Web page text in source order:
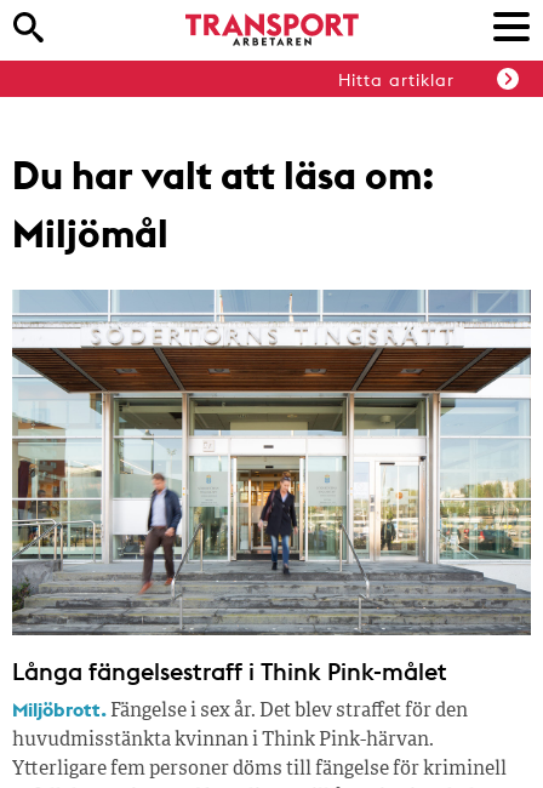
Hitta artiklar
Du har valt att läsa om:
Miljömål
Långa fängelsestraff i Think Pink-målet
Miljöbrott. Fängelse i sex år. Det blev straffet för den
huvudmisstänkta kvinnan i Think Pink-härvan.
Ytterligare fem personer döms till fängelse för kriminell